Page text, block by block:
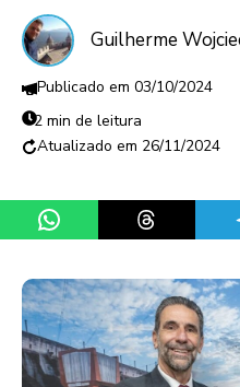
Guilherme
03/10/2024
2 min de leitura
26/11/2024
Share on WhatsApp
Share on